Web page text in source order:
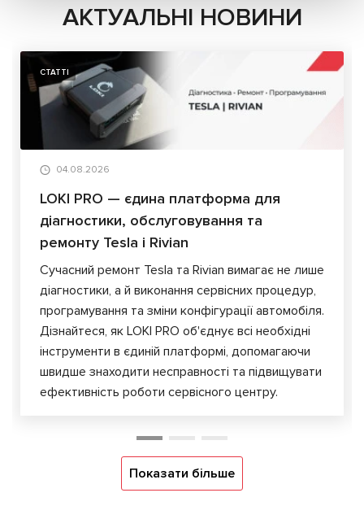
АКТУАЛЬНІ НОВИНИ
СТАТТІ
04.08.2026
LOKI PRO — єдина платформа для
діагностики, обслуговування та
ремонту Tesla і Rivian
Сучасний ремонт Tesla та Rivian вимагає не лише
діагностики, а й виконання сервісних процедур,
програмування та зміни конфігурації автомобіля.
Дізнайтеся, як LOKI PRO об'єднує всі необхідні
інструменти в єдиній платформі, допомагаючи
швидше знаходити несправності та підвищувати
ефективність роботи сервісного центру.
Показати більше